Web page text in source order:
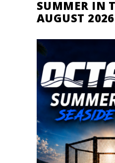
SUMMER IN
AUGUST 2026